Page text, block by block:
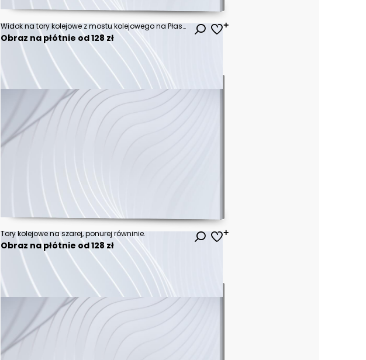
Widok na tory kolejowe z mostu kolejowego na Płaszowie w Krakowie. Polska.
Obraz na płótnie od 128 zł
Tory kolejowe na szarej, ponurej równinie.
Obraz na płótnie od 128 zł